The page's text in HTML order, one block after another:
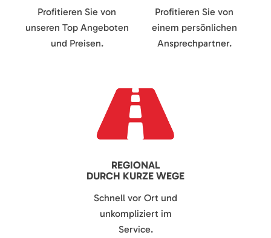
Profitieren Sie von
unseren Top Angeboten
und Preisen.
Profitieren Sie von
einem persönlichen
Ansprechpartner.
REGIONAL
DURCH KURZE WEGE
Schnell vor Ort und
unkompliziert im
Service.